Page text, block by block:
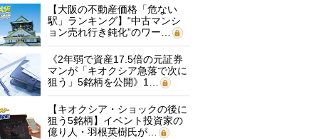
【大阪の不動産価格「危ない
駅」ランキング】“中古マンシ
ョン売れ行き鈍化”のワー…
《2年弱で資産17.5倍の元証券
マンが「キオクシア急落で次に
狙う」5銘柄を公開》1…
【キオクシア・ショックの後に
狙う5銘柄】イベント投資家の
億り人・羽根英樹氏が…